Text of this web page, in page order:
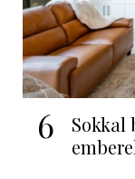
6
Sokkal